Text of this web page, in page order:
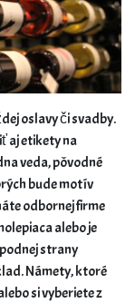
oslavy či svadby.
aj etikety na
veda, pôvodné
bude motív
odbornej firme
alebo je
strany
Námety, ktoré
si vyberiete z